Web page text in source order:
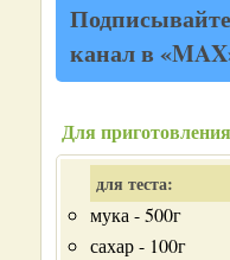
канал в
Для
для теста:
мука - 500г
сахар - 100г